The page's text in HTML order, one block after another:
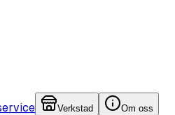
Verkstad Om oss